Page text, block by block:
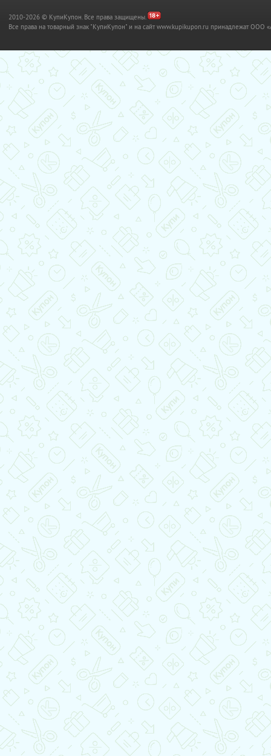
2010-2026 © КупиКупон. Все права защищены.
Все права на товарный знак "КупиКупон" и на сайт www.kupikupon.ru принадлежат